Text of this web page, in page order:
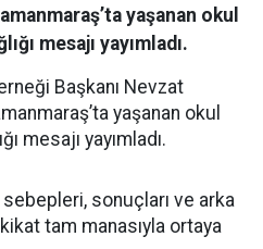
yaşanan okul
mesajı yayımladı.
Başkanı Nevzat
yaşanan okul
mesajı yayımladı.
sonuçları ve arka
tam manasıyla ortaya